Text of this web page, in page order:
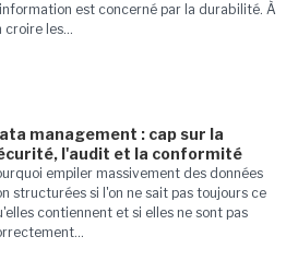
est concerné par la durabilité. À
croire les...
management : cap sur la
l'audit et la conformité
empiler massivement des données
structurées si l'on ne sait pas toujours ce
contiennent et si elles ne sont pas